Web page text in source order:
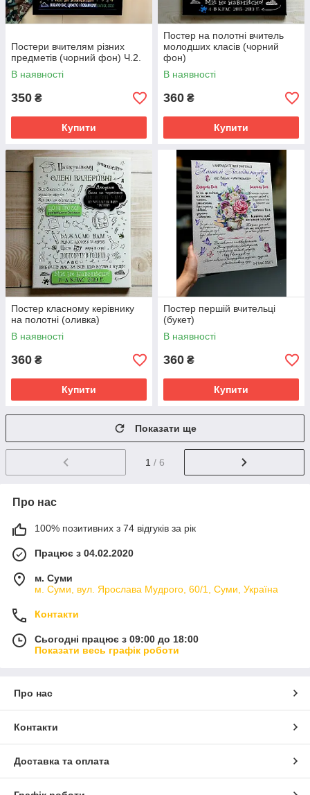
Постери вчителям різних
предметів (чорний фон) Ч.2.
В наявності
350 ₴
Купити
Постер на полотні вчитель
молодших класів (чорний
фон)
В наявності
360 ₴
Купити
Постер класному керівнику
на полотні (оливка)
В наявності
360 ₴
Купити
Постер першій вчительці
(букет)
В наявності
360 ₴
Купити
Показати ще
1 / 6
Про нас
100% позитивних з 74 відгуків за рік
Працює з 04.02.2020
м. Суми
м. Суми, вул. Ярослава Мудрого, 60/1, Суми, Україна
Контакти
Сьогодні працює з 09:00 до 18:00
Показати весь графік роботи
Про нас
Контакти
Доставка та оплата